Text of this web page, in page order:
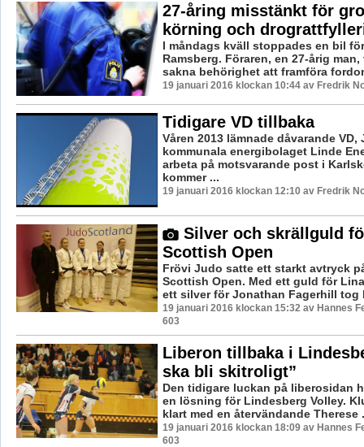
27-åring misstänkt för
körning och
I måndags kväll stoppades en bil
Ramsberg. Föraren, en 27-årig
sakna behörighet att framföra
19 januari 2016 klockan 10:44 av Fredrik
Tidigare VD tillbaka
Våren 2013 lämnade dåvarande VD,
kommunala energibolaget Linde
arbeta på motsvarande post i
kommer ...
19 januari 2016 klockan 12:10 av Fredrik
Silver och skrällguld
Scottish Open
Frövi Judo satte ett starkt avtryck
Scottish Open. Med ett guld för
ett silver för Jonathan Fagerhill tog
19 januari 2016 klockan 15:32 av Hannes
603
Liberon tillbaka i
ska bli skitroligt”
Den tidigare luckan på liberosidan
en lösning för Lindesberg Volley.
klart med en återvändande Therese
19 januari 2016 klockan 18:09 av Hannes
603